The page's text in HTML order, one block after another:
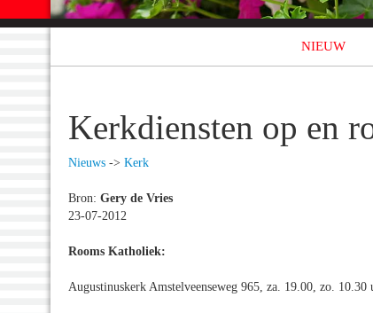
NIEUW
Kerkdiensten op en
Nieuws -> Kerk
Bron: Gery de Vries
23-07-2012
Rooms Katholiek:
Augustinuskerk Amstelveenseweg 965, za. 19.00, zo. 10.30